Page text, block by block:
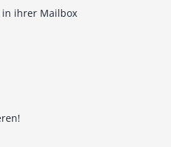
in ihrer Mailbox